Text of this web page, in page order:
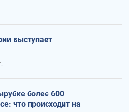
выступает
более 600
что происходит на